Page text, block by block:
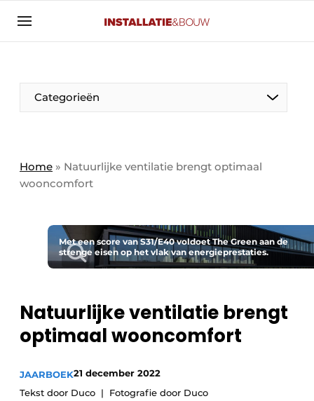
Aanmelden
Banner overzicht
BedrijvenAanmeldenBedankt voor de aanmelding
Contact
Evenement aanmelden
Meest gelezen
Nieuwsbrief
Privacy / Cookie statement
Vacature aanmelden
Video’s
Categorieën
Panelgesprek
Solar
Sanitair
Binnenklimaat
Home » Natuurlijke ventilatie brengt optimaal
wooncomfort
Met een score van S31/E40 voldoet The Green aan de
strenge eisen op het vlak van energieprestaties.
Natuurlijke ventilatie brengt
optimaal wooncomfort
JAARBOEK21 december 2022
Tekst door Duco
Fotografie door Duco